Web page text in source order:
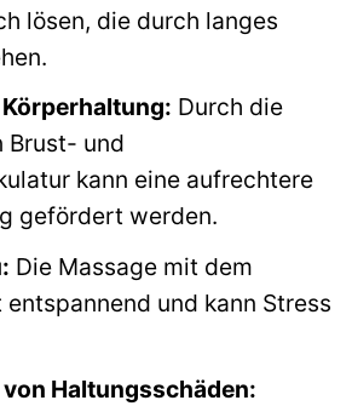
lösen, die durch langes
Durch die
Brust- und
kann eine aufrechtere
gefördert werden.
Die Massage mit dem
und kann Stress
Haltungsschäden: